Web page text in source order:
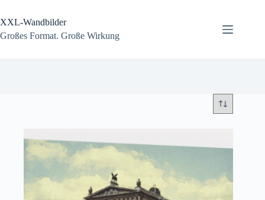
springen
XXL-Wandbilder
Großes Format. Große Wirkung